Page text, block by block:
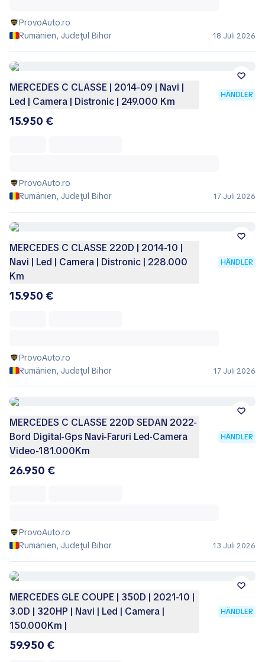
ProvoAuto.ro
Rumänien, Judeţul Bihor
18 Juli 2026
MERCEDES C CLASSE | 2014-09 | Navi |
Led | Camera | Distronic | 249.000 Km
HÄNDLER
15.950 €
ProvoAuto.ro
Rumänien, Judeţul Bihor
17 Juli 2026
MERCEDES C CLASSE 220D | 2014-10 |
Navi | Led | Camera | Distronic | 228.000
Km
HÄNDLER
15.950 €
ProvoAuto.ro
Rumänien, Judeţul Bihor
17 Juli 2026
MERCEDES C CLASSE 220D SEDAN 2022-
Bord Digital-Gps Navi-Faruri Led-Camera
Video-181.000Km
HÄNDLER
26.950 €
ProvoAuto.ro
Rumänien, Judeţul Bihor
13 Juli 2026
MERCEDES GLE COUPE | 350D | 2021-10 |
3.0D | 320HP | Navi | Led | Camera |
150.000Km |
HÄNDLER
59.950 €